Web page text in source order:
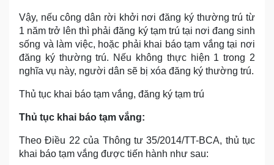
Vậy, nếu công dân rời khởi nơi đăng ký thường trú từ
1 năm trở lên thì phải đăng ký tạm trú tại nơi đang sinh
sống và làm việc, hoặc phải khai báo tạm vắng tại nơi
đăng ký thường trú. Nếu không thực hiện 1 trong 2
nghĩa vụ này, người dân sẽ bị xóa đăng ký thường trú.
Thủ tục khai báo tạm vắng, đăng ký tạm trú
Thủ tục khai báo tạm vắng:
Theo Điều 22 của Thông tư 35/2014/TT-BCA, thủ tục
khai báo tạm vắng được tiến hành như sau: